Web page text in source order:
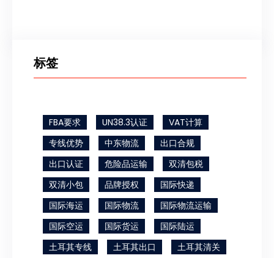
标签
FBA要求 UN38.3认证
VAT计算
专线优势
中东物流
出口合规
出口认证
危险品运输
双清包税
双清小包
品牌授权
国际快递
国际海运
国际物流
国际物流运输
国际空运
国际货运
国际陆运
土耳其专线
土耳其出口
土耳其清关